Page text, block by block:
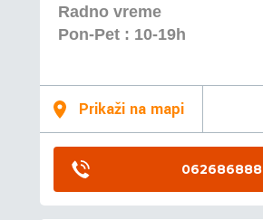
Radno vreme
Pon-Pet : 10-19h
Prikaži na mapi
062686888